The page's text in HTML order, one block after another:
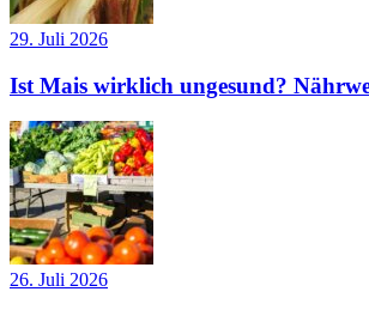
29. Juli 2026
Ist Mais wirklich ungesund?
26. Juli 2026